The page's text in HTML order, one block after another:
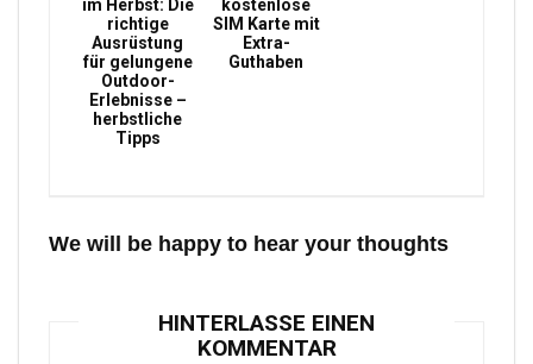
im Herbst: Die
richtige
Ausrüstung
für gelungene
Outdoor-
Erlebnisse –
herbstliche
Tipps
kostenlose
SIM Karte mit
Extra-
Guthaben
We will be happy to hear your thoughts
HINTERLASSE EINEN
KOMMENTAR